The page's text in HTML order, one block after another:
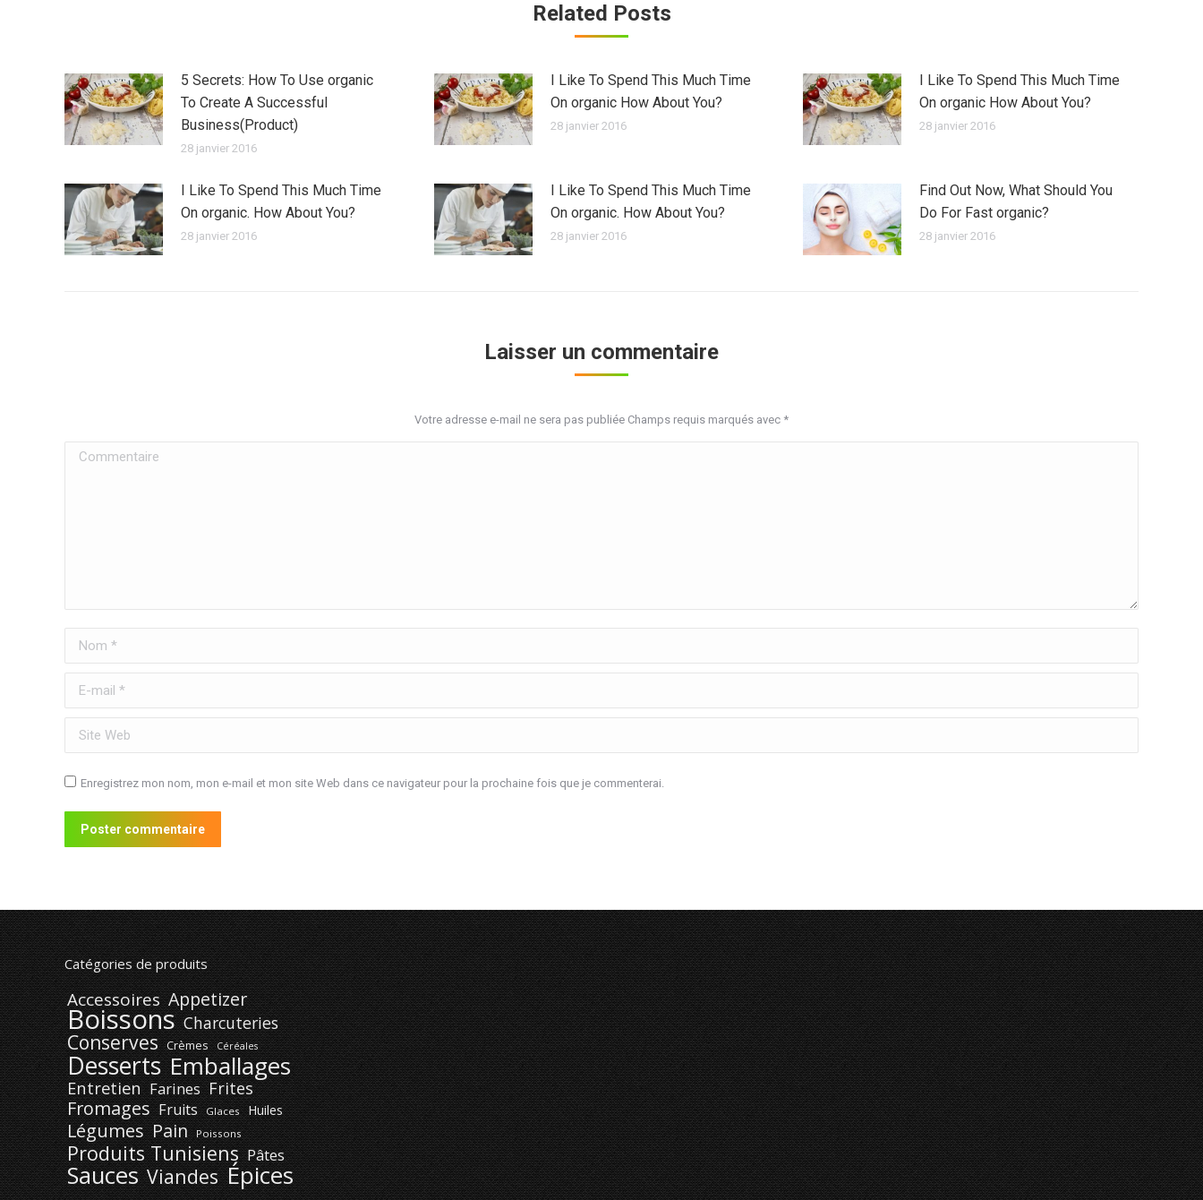
Related Posts
5 Secrets: How To Use organic
To Create A Successful
Business(Product)
28 janvier 2016
I Like To Spend This Much Time
On organic How About You?
28 janvier 2016
I Like To Spend This Much Time
On organic How About You?
28 janvier 2016
I Like To Spend This Much Time
On organic. How About You?
28 janvier 2016
I Like To Spend This Much Time
On organic. How About You?
28 janvier 2016
Find Out Now, What Should You
Do For Fast organic?
28 janvier 2016
Laisser un commentaire
Votre adresse e-mail ne sera pas publiée Champs requis marqués avec *
Commentaire
Nom *
E-mail *
Site Web
Enregistrez mon nom, mon e-mail et mon site Web dans ce navigateur pour la prochaine fois que je commenterai.
Poster commentaire
Catégories de produits
Accessoires Appetizer
Boissons Charcuteries
Conserves Crèmes Céréales
Desserts Emballages
Entretien Farines Frites
Fromages Fruits Glaces Huiles
Légumes Pain Poissons
Produits Tunisiens Pâtes
Sauces Viandes Épices